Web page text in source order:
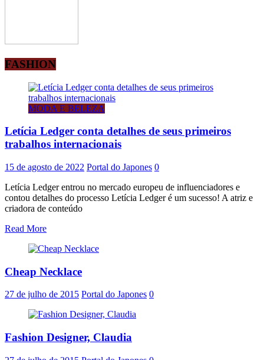
FASHION
MODA E BELEZA
Letícia Ledger conta detalhes de seus primeiros
trabalhos internacionais
15 de agosto de 2022 Portal do Japones 0
Letícia Ledger entrou no mercado europeu de influenciadores e
contou detalhes do processo Letícia Ledger é um sucesso! A atriz e
criadora de conteúdo
Read More
Cheap Necklace
27 de julho de 2015 Portal do Japones 0
Fashion Designer, Claudia